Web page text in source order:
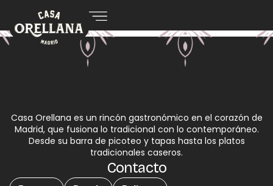
Casa Orellana es un rincón gastronómico en el corazón de
Madrid, que fusiona lo tradicional con lo contemporáneo.
Desde su barra de picoteo y tapas hasta los platos
tradicionales caseros.
Contacto